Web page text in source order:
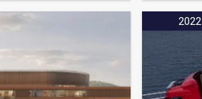
2022